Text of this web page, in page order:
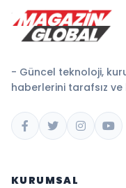
- Güncel teknoloji,
haberlerini tarafsız ve
KURUMSAL